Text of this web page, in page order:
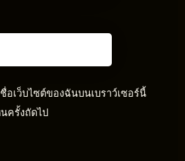
อเว็บไซต์ของฉันบนเบราว์เซอร์นี้
ครั้งถัดไป